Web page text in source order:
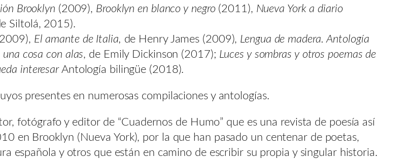
Brooklyn (2009), Brooklyn en blanco y negro(2011), Nueva York a diario
Siltolá, 2015).
El amante de Italia, de Henry James (2009), Lengua de madera. Antología
una cosa con alas, de Emily Dickinson (2017); Luces y sombras y otros poemas de
interesarAntología bilingüe (2018).
presentes en numerosas compilaciones y antologías.
fotógrafo y editor de “Cuadernos de Humo” que es una revista de poesía así
en Brooklyn (Nueva York), por la que han pasado un centenar de poetas,
española y otros que están en camino de escribir su propia y singular historia.